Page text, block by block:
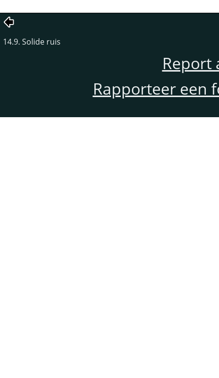
14.9. Solide ruis
Report
Rapporteer een